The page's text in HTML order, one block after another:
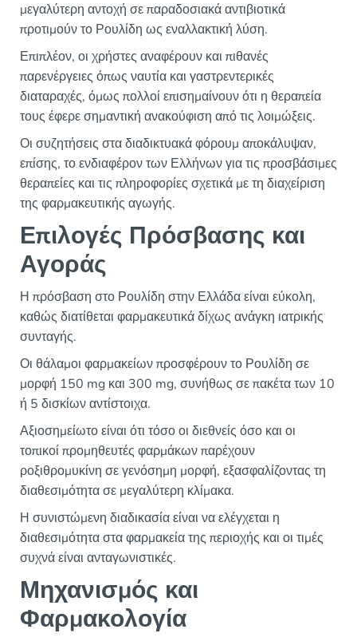
μεγαλύτερη αντοχή σε παραδοσιακά αντιβιοτικά
προτιμούν το Ρουλίδη ως εναλλακτική λύση.
Επιπλέον, οι χρήστες αναφέρουν και πιθανές
παρενέργειες όπως ναυτία και γαστρεντερικές
διαταραχές, όμως πολλοί επισημαίνουν ότι η θεραπεία
τους έφερε σημαντική ανακούφιση από τις λοιμώξεις.
Οι συζητήσεις στα διαδικτυακά φόρουμ αποκάλυψαν,
επίσης, το ενδιαφέρον των Ελλήνων για τις προσβάσιμες
θεραπείες και τις πληροφορίες σχετικά με τη διαχείριση
της φαρμακευτικής αγωγής.
Επιλογές Πρόσβασης και
Αγοράς
Η πρόσβαση στο Ρουλίδη στην Ελλάδα είναι εύκολη,
καθώς διατίθεται φαρμακευτικά δίχως ανάγκη ιατρικής
συνταγής.
Οι θάλαμοι φαρμακείων προσφέρουν το Ρουλίδη σε
μορφή 150 mg και 300 mg, συνήθως σε πακέτα των 10
ή 5 δισκίων αντίστοιχα.
Αξιοσημείωτο είναι ότι τόσο οι διεθνείς όσο και οι
τοπικοί προμηθευτές φαρμάκων παρέχουν
ροξιθρομυκίνη σε γενόσημη μορφή, εξασφαλίζοντας τη
διαθεσιμότητα σε μεγαλύτερη κλίμακα.
Η συνιστώμενη διαδικασία είναι να ελέγχεται η
διαθεσιμότητα στα φαρμακεία της περιοχής και οι τιμές
συχνά είναι ανταγωνιστικές.
Μηχανισμός και
Φαρμακολογία